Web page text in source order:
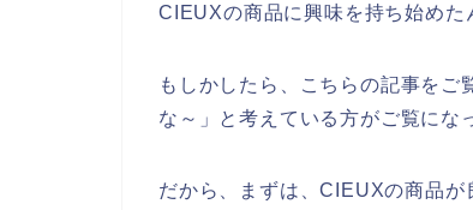
CIEUXの商品に興味を持ち始めた
もしかしたら、こちらの記事を
な～」と考えている方がご覧にな
だから、まずは、CIEUXの商品